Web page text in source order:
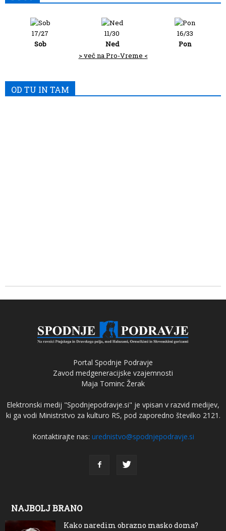
17/27
Sob
11/30
Ned
16/33
Pon
> več na Pro-Vreme <
OD TU IN TAM
Portal Spodnje Podravje
Zavod medgeneracijske vzajemnosti
Maja Tominc Žerak
Elektronski medij "Spodnjepodravje.si" je vpisan v razvid medijev,
ki ga vodi Ministrstvo za kulturo RS, pod zaporedno številko 2121.
Kontaktirajte nas: urednistvo@spodnjepodravje.si
NAJBOLJ BRANO
Kako naredim obrazno masko doma?